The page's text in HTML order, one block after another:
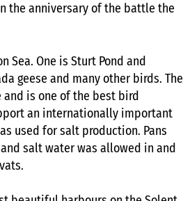
the anniversary of the battle the
Sea. One is Sturt Pond and
geese and many other birds. The
and is one of the best bird
an internationally important
used for salt production. Pans
salt water was allowed in and